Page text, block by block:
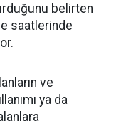
belirten
saatlerinde
ve
ya da